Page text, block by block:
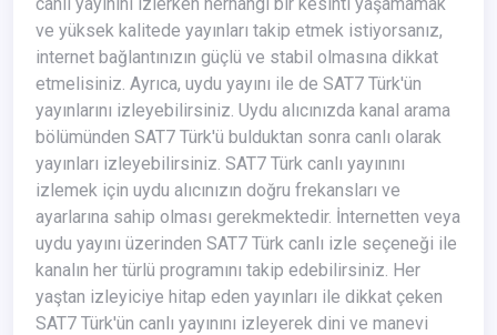
ve yüksek kalitede yayınları takip etmek istiyorsanız,
internet bağlantınızın güçlü ve stabil olmasına dikkat
etmelisiniz. Ayrıca, uydu yayını ile de SAT7 Türk'ün
yayınlarını izleyebilirsiniz. Uydu alıcınızda kanal arama
bölümünden SAT7 Türk'ü bulduktan sonra canlı olarak
yayınları izleyebilirsiniz. SAT7 Türk canlı yayınını
izlemek için uydu alıcınızın doğru frekansları ve
ayarlarına sahip olması gerekmektedir. İnternetten veya
uydu yayını üzerinden SAT7 Türk canlı izle seçeneği ile
kanalın her türlü programını takip edebilirsiniz. Her
yaştan izleyiciye hitap eden yayınları ile dikkat çeken
SAT7 Türk'ün canlı yayınını izleyerek dini ve manevi